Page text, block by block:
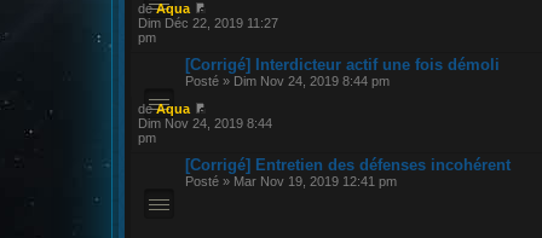
deAqua
Dim Déc 22, 2019 11:27
pm
[Corrigé] Interdicteur actif une fois démoli
Posté » Dim Nov 24, 2019 8:44 pm
deAqua
Dim Nov 24, 2019 8:44
pm
[Corrigé] Entretien des défenses incohérent
Posté » Mar Nov 19, 2019 12:41 pm